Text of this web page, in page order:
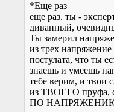
*Еще раз
еще раз. ты -
диванный,
Ты замерил
из трех
постулата, что ты
знаешь и умеешь
тебе верим, и твои
из ТВОЕГО пруфа,
ПО НАПРЯЖЕНИЮ